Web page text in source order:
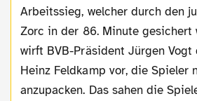
Arbeitssieg, welcher durch den
Zorc in der 86. Minute gesichert
wirft BVB-Präsident Jürgen Vogt
Heinz Feldkamp vor, die Spieler
anzupacken. Das sahen die